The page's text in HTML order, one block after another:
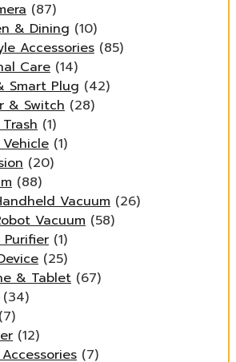
(87)
& Dining (10)
Accessories (85)
Care (14)
Smart Plug (42)
& Switch (28)
(1)
(1)
(20)
(88)
Vacuum (26)
Vacuum (58)
(1)
(25)
& Tablet (67)
(34)
(7)
(12)
(7)